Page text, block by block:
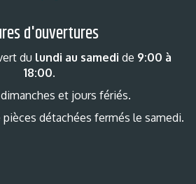
d'ouvertures
du lundi au samedi de 9:00 à
18:00.
et jours fériés.
détachées fermés le samedi.